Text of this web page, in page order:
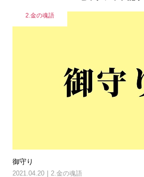
2.金の魂語
御守り
2021.04.20 2.金の魂語